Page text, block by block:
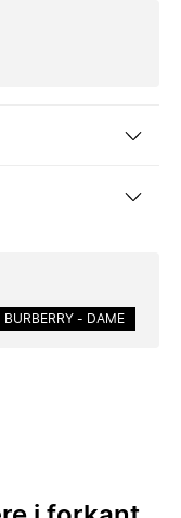
BURBERRY - DAME